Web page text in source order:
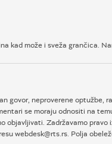
kad može i sveža grančica.
govor, neproverene
se moraju odnositi na
objavljivati. Zadržavamo
webdesk@rts.rs. Polja